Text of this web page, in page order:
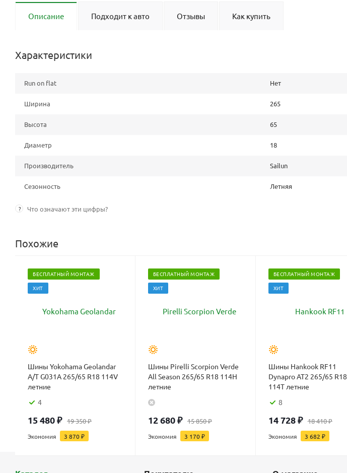
Описание Подходит к авто Отзывы Как купить
Характеристики
Run on flat Нет
Ширина 265
Высота 65
Диаметр 18
Производитель Sailun
Сезонность Летняя
? Что означают эти цифры?
Похожие
БЕСПЛАТНЫЙ МОНТАЖ
ХИТ
Шины Yokohama Geolandar
A/T G031A 265/65 R18 114V
летние
4
15 480₽ 19 350₽
Экономия 3 870₽
БЕСПЛАТНЫЙ МОНТАЖ
ХИТ
Шины Pirelli Scorpion Verde
All Season 265/65 R18 114H
летние
12 680₽ 15 850₽
Экономия 3 170₽
БЕСПЛАТНЫЙ МОНТАЖ
ХИТ
Шины Hankook RF11
Dynapro AT2 265/65 R18
114T летние
8
14 728₽ 18 410₽
Экономия 3 682 ₽